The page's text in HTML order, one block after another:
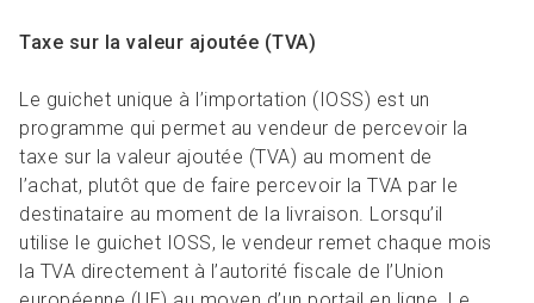
Taxe sur la valeur ajoutée (TVA)
Le guichet unique à l’importation (IOSS) est un
programme qui permet au vendeur de percevoir la
taxe sur la valeur ajoutée (TVA) au moment de
l’achat, plutôt que de faire percevoir la TVA par le
destinataire au moment de la livraison. Lorsqu’il
utilise le guichet IOSS, le vendeur remet chaque mois
la TVA directement à l’autorité fiscale de l’Union